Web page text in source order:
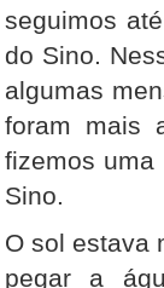
seguimos
do Sino.
algumas
foram mais
fizemos uma
Sino.
O sol estava
pegar a